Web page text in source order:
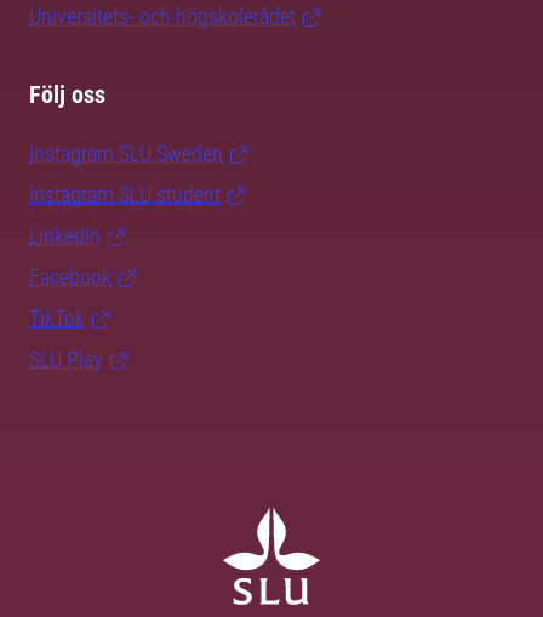
Universitets- och högskolerådet
Följ oss
Instagram SLU.Sweden
Instagram SLU.student
LinkedIn
Facebook
TikTok
SLU Play